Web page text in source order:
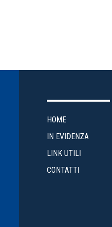
HOME
IN EVIDENZA
LINK UTILI
CONTATTI